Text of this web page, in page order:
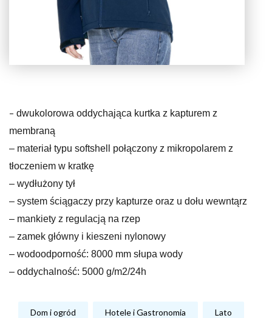
– dwukolorowa oddychająca kurtka z kapturem z
membraną
– materiał typu softshell połączony z mikropolarem z
tłoczeniem w kratkę
– wydłużony tył
– system ściągaczy przy kapturze oraz u dołu wewntąrz
– mankiety z regulacją na rzep
– zamek główny i kieszeni nylonowy
– wodoodporność: 8000 mm słupa wody
– oddychalność: 5000 g/m2/24h
Dom i ogród Hotele i Gastronomia Lato